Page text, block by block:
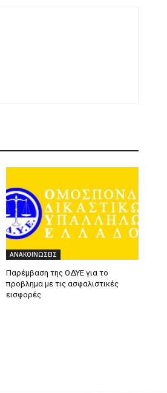
ΑΝΑΚΟΙΝΩΣΕΙΣ
Παρέμβαση της ΟΔΥΕ για το
προβλημα με τις ασφαλιστικές
εισφορές